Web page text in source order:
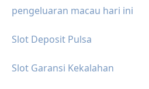
pengeluaran macau hari ini
Slot Deposit Pulsa
Slot Garansi Kekalahan